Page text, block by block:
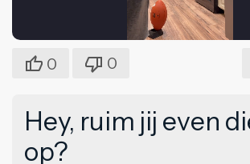
0 0
Hey, ruim jij even
op?